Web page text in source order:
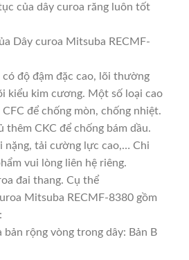
của dây curoa răng luôn tốt
Dây curoa Mitsuba RECMF-
có độ đậm đặc cao, lõi thường
kiểu kim cương. Một số loại cao
để chống mòn, chống nhiệt.
thêm CKC để chống bám dầu.
nặng, tải cường lực cao,… Chi
vui lòng liên hệ riêng.
đai thang. Cụ thể
Mitsuba RECMF-8380 gồm
rộng vòng trong dây: Bản B